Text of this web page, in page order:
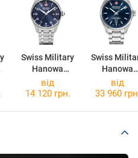
Swiss Military
Hanowa
Thunderbolt
SMWGH000080
Swiss
Hanowa
Majestic
Pioneer
2
від
14 120 грн.
від
33 960